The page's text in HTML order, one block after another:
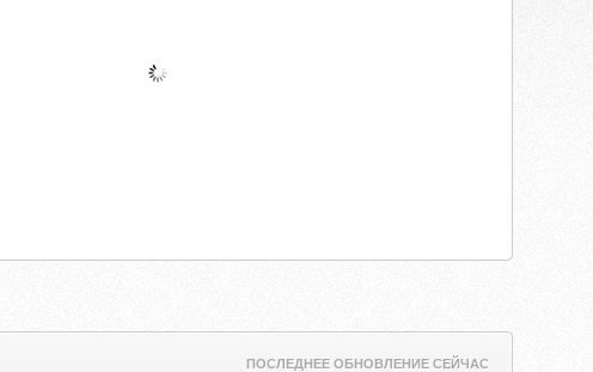
ПОСЛЕДНЕЕ ОБНОВЛЕНИЕ СЕЙЧАС